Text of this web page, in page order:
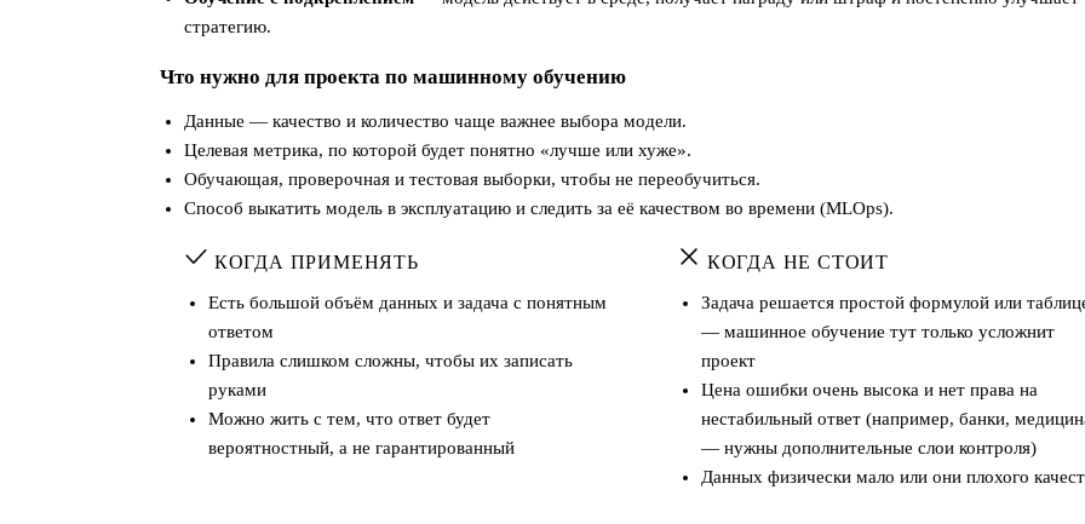
стратегию.
Что нужно для проекта по машинному обучению
Данные — качество и количество чаще важнее выбора модели.
Целевая метрика, по которой будет понятно «лучше или хуже».
Обучающая, проверочная и тестовая выборки, чтобы не переобучиться.
Способ выкатить модель в эксплуатацию и следить за её качеством во времени (MLOps).
КОГДА ПРИМЕНЯТЬ
Есть большой объём данных и задача с понятным
ответом
Правила слишком сложны, чтобы их записать
руками
Можно жить с тем, что ответ будет
вероятностный, а не гарантированный
КОГДА НЕ СТОИТ
Задача решается простой формулой или
— машинное обучение тут только усложнит
проект
Цена ошибки очень высока и нет права на
нестабильный ответ (например, банки,
— нужны дополнительные слои контроля)
Данных физически мало или они плохого